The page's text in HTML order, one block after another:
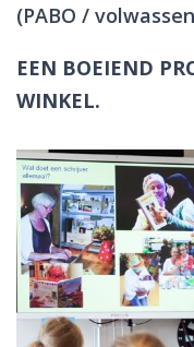
(PABO /
EEN BOEIEND
WINKEL.